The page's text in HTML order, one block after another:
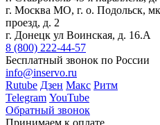
г. Москва МО, г. о. Подольск,
проезд, д. 2
г. Донецк ул Воинская, д. 16.А
8 (800) 222-44-57
Бесплатный звонок по России
info@inservo.ru
Rutube Дзен Макс Ритм
Telegram YouTube
Обратный звонок
Принимаем к оплате